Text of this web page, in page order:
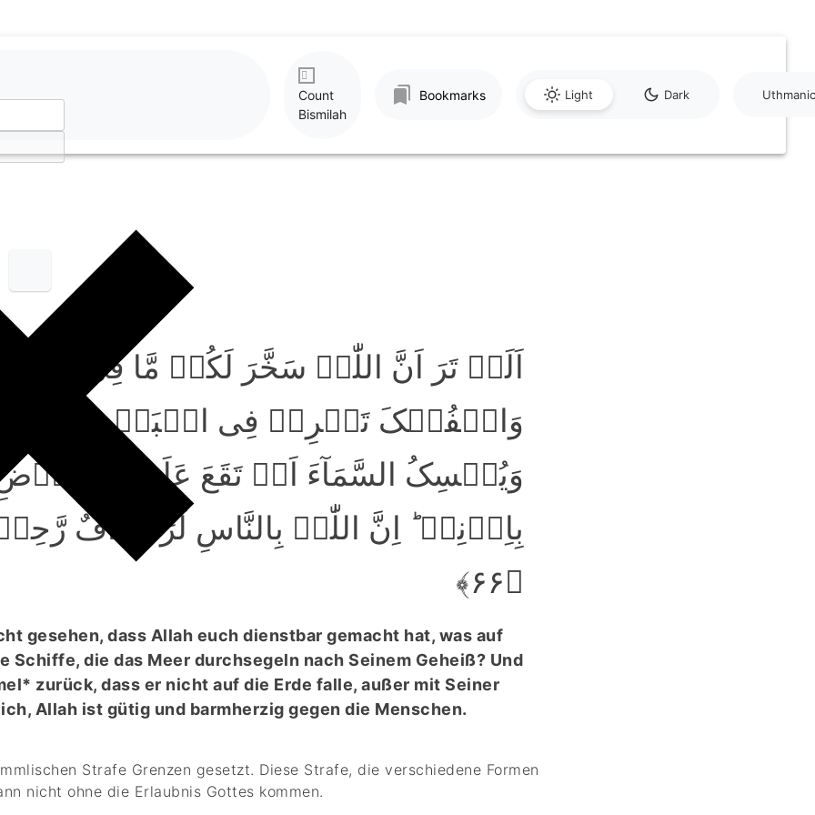
Count
Bismilah
Bookmarks Light Dark Uthmanic
اَلَمۡ تَرَ اَنَّ اللّٰہَ سَخَّرَ لَکُمۡ مَّا فِی
وَالۡفُلۡکَ تَجۡرِیۡ فِی الۡبَحۡرِ
وَیُمۡسِکُ السَّمَآءَ اَنۡ تَقَعَ عَلَی الۡاَرۡضِ
بِاِذۡنِہٖ ؕ اِنَّ اللّٰہَ بِالنَّاسِ لَرَءُوۡفٌ
﴿۶۶﴾
gesehen, dass Allah euch dienstbar gemacht hat, was auf
Schiffe, die das Meer durchsegeln nach Seinem Geheiß? Und
zurück, dass er nicht auf die Erde falle, außer mit Seiner
Allah ist gütig und barmherzig gegen die Menschen.
Strafe Grenzen gesetzt. Diese Strafe, die verschiedene Formen
nicht ohne die Erlaubnis Gottes kommen.